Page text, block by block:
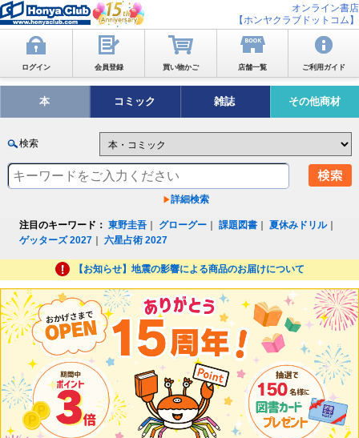
オンライン書店
【ホンヤクラブドットコム】
ログイン 会員登録 買い物かご 店舗一覧 ご利用ガイド
本 コミック 雑誌 その他商材
検索
詳細検索
注目のキーワード： 東野圭吾 グローグー ｜課題図書 ｜夏休みドリル｜
ゲッターズ 2027 ｜六星占術 2027
【お知らせ】地震の影響による商品のお届けについて